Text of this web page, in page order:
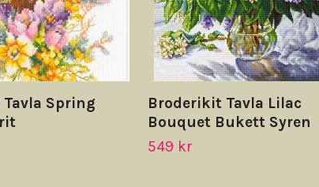
Spring
Broderikit Tavla Lilac
Bouquet Bukett Syren
549 kr